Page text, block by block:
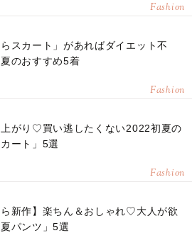
Fashion
らスカート」があればダイエット不
のおすすめ5着
Fashion
がり♡買い逃したくない2022初夏の
カート」5選
Fashion
ら新作】楽ちん＆おしゃれ♡大人が欲
パンツ」5選